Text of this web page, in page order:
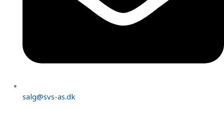
salg@svs-as.dk